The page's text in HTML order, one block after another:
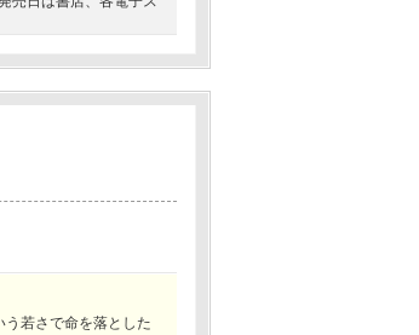
う若さで命を落とした